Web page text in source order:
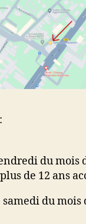
du mois
de 12 ans
samedi du mois